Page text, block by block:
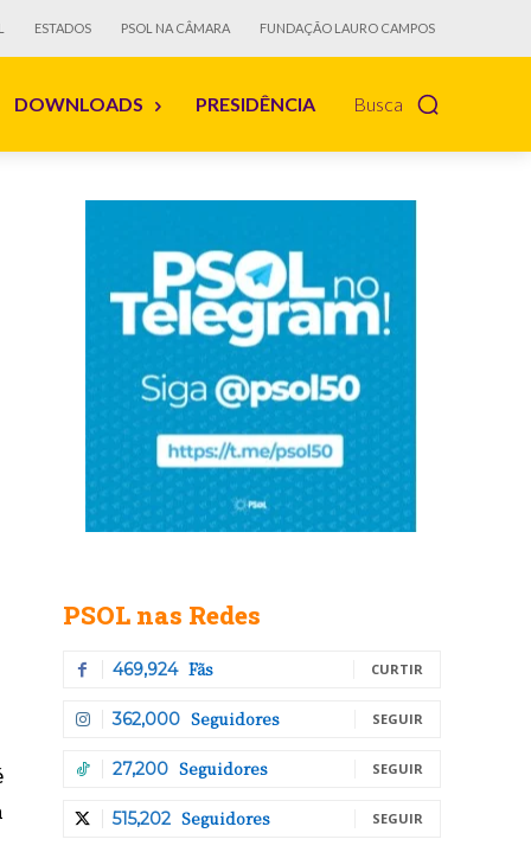
ESTADOS PSOL NA CÂMARA FUNDAÇÃO LAURO CAMPOS
Busca
DOWNLOADS PRESIDÊNCIA
PSOL nas Redes
469,924 Fãs CURTIR
362,000 Seguidores SEGUIR
27,200 Seguidores SEGUIR
515,202 Seguidores SEGUIR